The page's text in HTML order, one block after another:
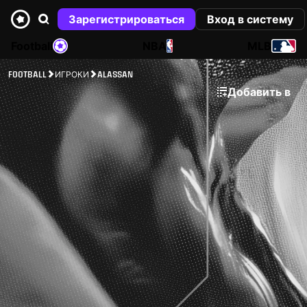
Зарегистрироваться
Вход в систему
NBA
FOOTBALL ИГРОКИ ALASSAN
Добавить в